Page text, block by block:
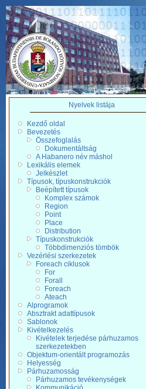
Nyelvek listája
Kezdő oldal
Bevezetés
Összefoglalás
Dokumentáltság
A Habanero név máshol
Lexikális elemek
Jelkészlet
Típusok, típuskonstrukciók
Beépített típusok
Komplex számok
Region
Point
Place
Distribution
Típuskonstrukciók
Többdimenziós tömbök
Vezérlési szerkezetek
Foreach ciklusok
For
Forall
Foreach
Ateach
Alprogramok
Absztrakt adattípusok
Sablonok
Kivételkezelés
Kivételek terjedése párhuzamos
szerkezetekben
Objektum-orientált programozás
Helyesség
Párhuzamosság
Párhuzamos tevékenységek